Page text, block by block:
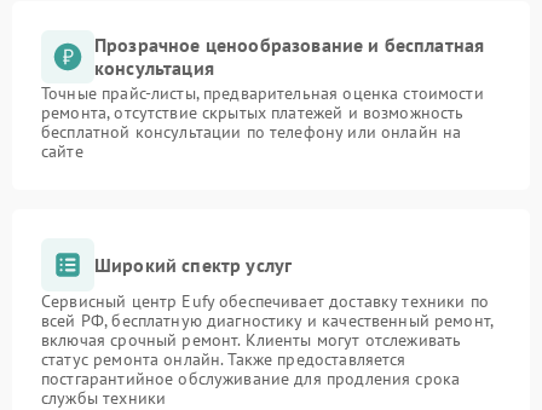
Прозрачное ценообразование и бесплатная
консультация
Точные прайс-листы, предварительная оценка стоимости
ремонта, отсутствие скрытых платежей и возможность
бесплатной консультации по телефону или онлайн на
сайте
Широкий спектр услуг
Сервисный центр Eufy обеспечивает доставку техники по
всей РФ, бесплатную диагностику и качественный ремонт,
включая срочный ремонт. Клиенты могут отслеживать
статус ремонта онлайн. Также предоставляется
постгарантийное обслуживание для продления срока
службы техники